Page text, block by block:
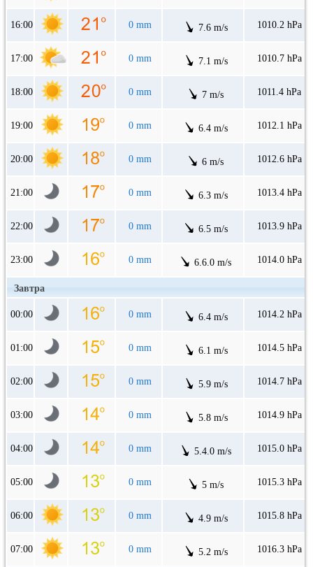
16:00 0 mm 7.6 m/s 1010.2 hPa
17:00 0 mm 7.1 m/s 1010.7 hPa
18:00 0 mm 7 m/s 1011.4 hPa
19:00 0 mm 6.4 m/s 1012.1 hPa
20:00 0 mm 6 m/s 1012.6 hPa
21:00 0 mm 6.3 m/s 1013.4 hPa
22:00 0 mm 6.5 m/s 1013.9 hPa
23:00 0 mm 6.6.0 m/s 1014.0 hPa
Завтра
00:00 0 mm 6.4 m/s 1014.2 hPa
01:00 0 mm 6.1 m/s 1014.5 hPa
02:00 0 mm 5.9 m/s 1014.7 hPa
03:00 0 mm 5.8 m/s 1014.9 hPa
04:00 0 mm 5.4.0 m/s 1015.0 hPa
05:00 0 mm 5 m/s 1015.3 hPa
06:00 0 mm 4.9 m/s 1015.8 hPa
07:00 0 mm 5.2 m/s 1016.3 hPa